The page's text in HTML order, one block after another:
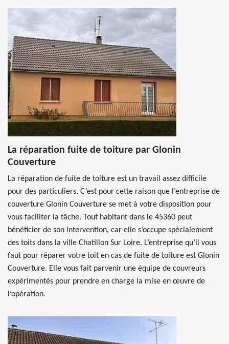
La réparation fuite de toiture par Glonin
Couverture
La réparation de fuite de toiture est un travail assez difficile
pour des particuliers. C’est pour cette raison que l’entreprise de
couverture Glonin Couverture se met à votre disposition pour
vous faciliter la tâche. Tout habitant dans le 45360 peut
bénéficier de son intervention, car elle s’occupe spécialement
des toits dans la ville Chatillon Sur Loire. L’entreprise qu’il vous
faut pour réparer votre toit en cas de fuite de toiture est Glonin
Couverture. Elle vous fait parvenir une équipe de couvreurs
expérimentés pour prendre en charge la mise en œuvre de
l’opération.